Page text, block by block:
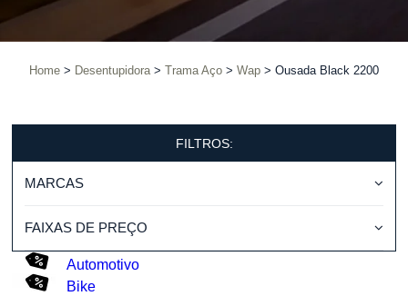
Home Desentupidora Trama Aço Wap Ousada Black 2200
FILTROS:
MARCAS
FAIXAS DE PREÇO
Automotivo
Bike